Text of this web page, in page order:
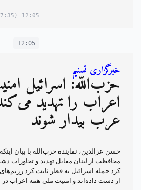
12:05
(07:35 in your timezone)
12:05
خبرگزاری تسنیم
حزب‌الله: اسرائیل
اعراب را تهدید
عرب بیدار شوند
حسن عزالدین، نماینده حزب‌الله با بیان
محافظت از لبنان مقابل تهدید و تجاوزات
کرد حمله اسرائیل به قطر ثابت کرد
از دست داده‌اند و امنیت ملی همه اعراب